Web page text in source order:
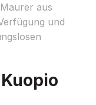
aus
und